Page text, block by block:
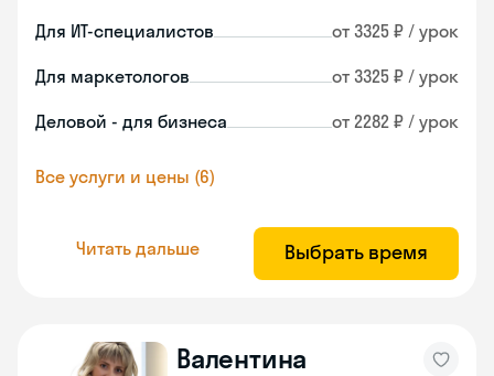
Для ИТ-специалистов от 3325 ₽ / урок
Для маркетологов от 3325 ₽ / урок
Деловой - для бизнеса от 2282 ₽ / урок
Все услуги и цены (6)
Читать дальше Выбрать время
Валентина